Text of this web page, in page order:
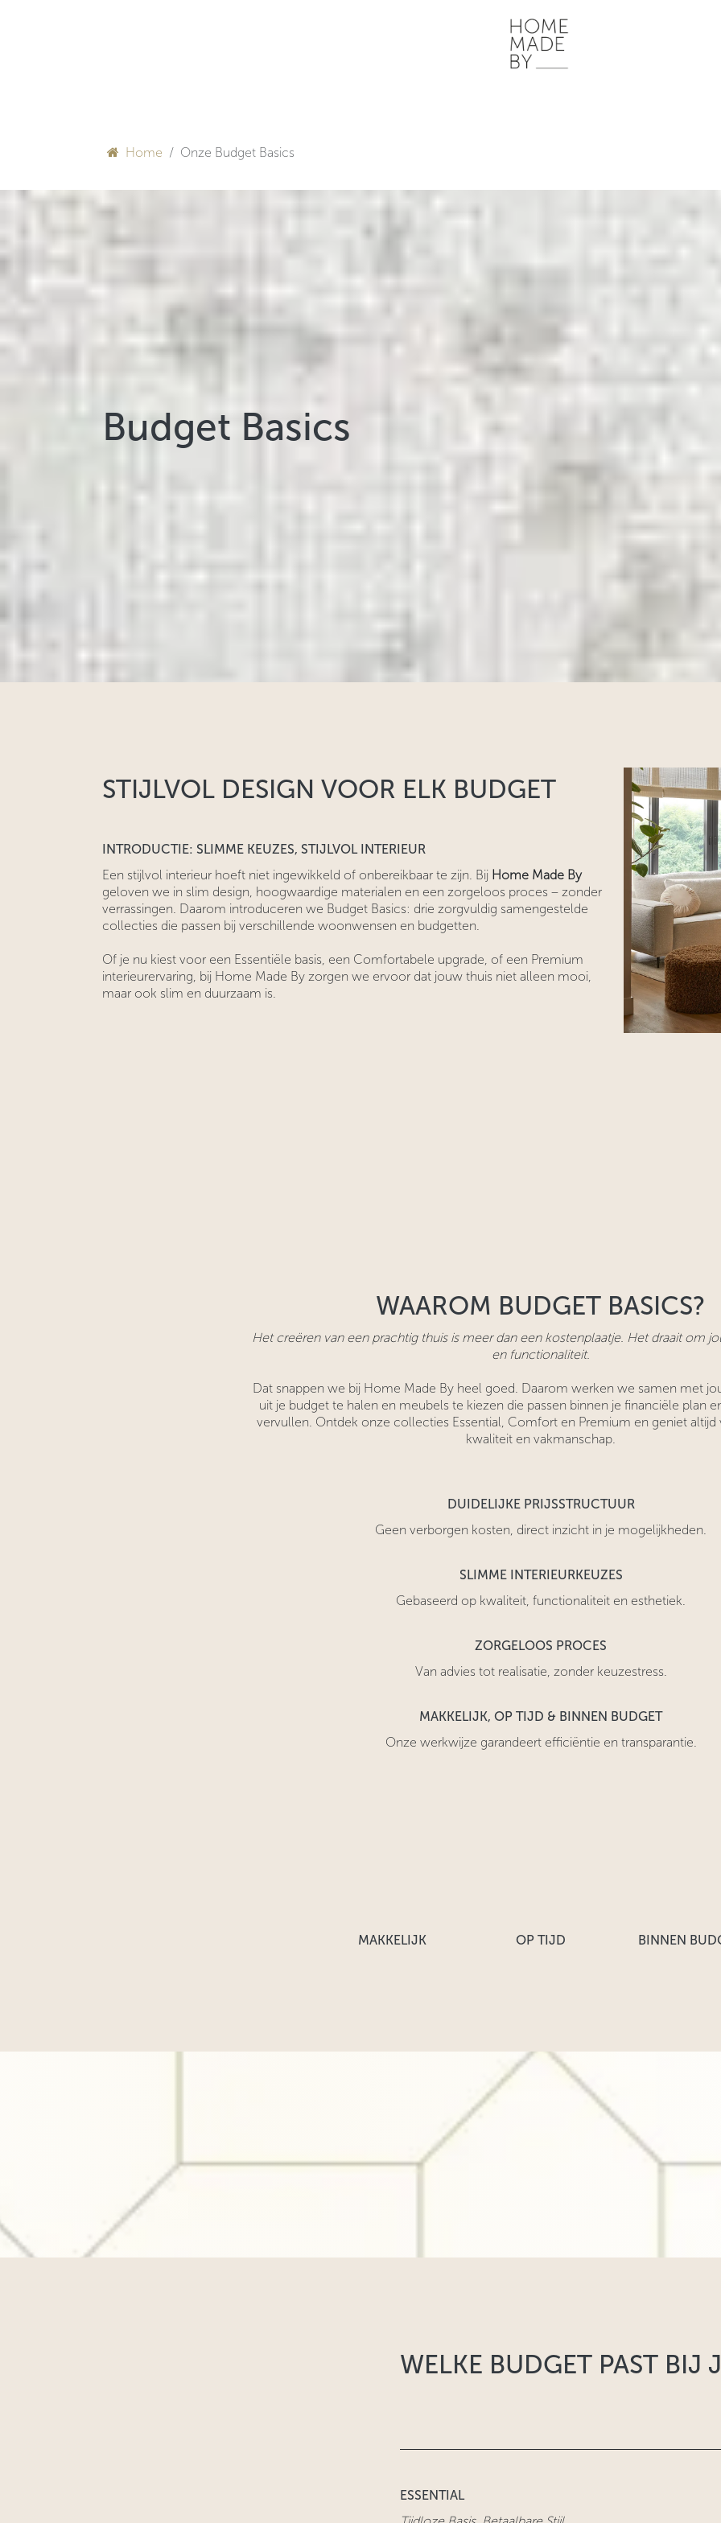
Home Onze Budget Basics
Budget Basics
STIJLVOL DESIGN VOOR ELK BUDGET
INTRODUCTIE: SLIMME KEUZES, STIJLVOL INTERIEUR
Een stijlvol interieur hoeft niet ingewikkeld of onbereikbaar te zijn. Bij Home Made By
geloven we in slim design, hoogwaardige materialen en een zorgeloos proces – zonder
verrassingen. Daarom introduceren we Budget Basics: drie zorgvuldig samengestelde
collecties die passen bij verschillende woonwensen en budgetten.
Of je nu kiest voor een Essentiële basis, een Comfortabele upgrade, of een Premium
interieurervaring, bij Home Made By zorgen we ervoor dat jouw thuis niet alleen mooi,
maar ook slim en duurzaam is.
WAAROM BUDGET BASICS?
Het creëren van een prachtig thuis is meer dan een kostenplaatje. Het draait om
en functionaliteit.
Dat snappen we bij Home Made By heel goed. Daarom werken we samen met
uit je budget te halen en meubels te kiezen die passen binnen je financiële plan
vervullen. Ontdek onze collecties Essential, Comfort en Premium en geniet altijd
kwaliteit en vakmanschap.
DUIDELIJKE PRIJSSTRUCTUUR
Geen verborgen kosten, direct inzicht in je mogelijkheden.
SLIMME INTERIEURKEUZES
Gebaseerd op kwaliteit, functionaliteit en esthetiek.
ZORGELOOS PROCES
Van advies tot realisatie, zonder keuzestress.
MAKKELIJK, OP TIJD & BINNEN BUDGET
Onze werkwijze garandeert efficiëntie en transparantie.
OP TIJD BINNEN
MAKKELIJK
WELKE BUDGET PAST BIJ
ESSENTIAL